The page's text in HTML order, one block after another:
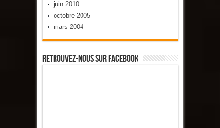
juin 2010
octobre 2005
mars 2004
Retrouvez-Nous Sur Facebook